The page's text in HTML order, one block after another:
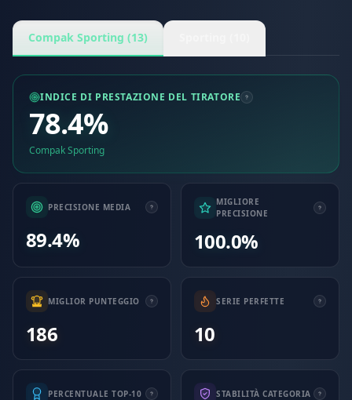
Compak Sporting (13)
INDICE DI PRESTAZIONE DEL TIRATORE
78.4%
Compak Sporting
PRECISIONE MEDIA
89.4%
MIGLIORE
PRECISIONE
100.0%
MIGLIOR PUNTEGGIO
186
SERIE PERFETTE
10
PERCENTUALE TOP-10 STABILITÀ CATEGORIA